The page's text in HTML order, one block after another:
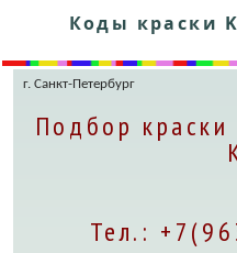
Коды краски
г. Санкт-Петербург
Подбор
Тел.: